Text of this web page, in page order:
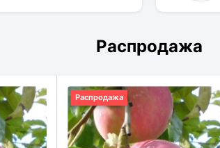
Распродажа
Распродажа